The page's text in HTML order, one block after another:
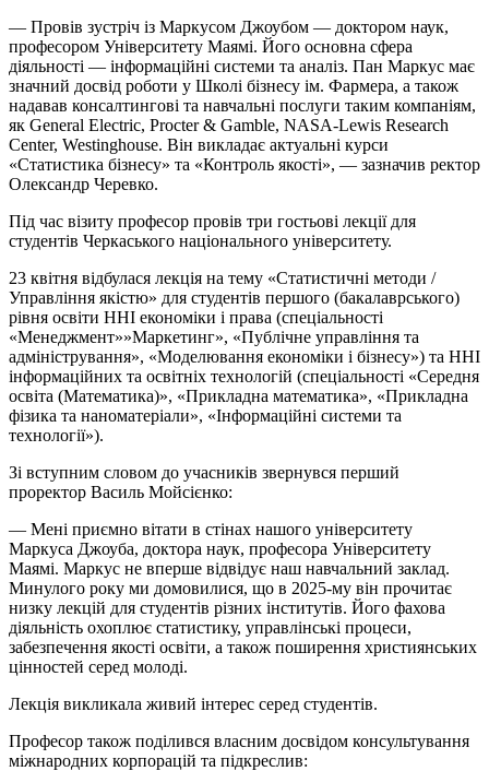
— Провів зустріч із Маркусом Джоубом — доктором наук,
професором Університету Маямі. Його основна сфера
діяльності — інформаційні системи та аналіз. Пан Маркус має
значний досвід роботи у Школі бізнесу ім. Фармера, а також
надавав консалтингові та навчальні послуги таким компаніям,
як General Electric, Procter & Gamble, NASA-Lewis Research
Center, Westinghouse. Він викладає актуальні курси
«Статистика бізнесу» та «Контроль якості», — зазначив ректор
Олександр Черевко.
Під час візиту професор провів три гостьові лекції для
студентів Черкаського національного університету.
23 квітня відбулася лекція на тему «Статистичні методи /
Управління якістю» для студентів першого (бакалаврського)
рівня освіти ННІ економіки і права (спеціальності
«Менеджмент»»Маркетинг», «Публічне управління та
адміністрування», «Моделювання економіки і бізнесу») та ННІ
інформаційних та освітніх технологій (спеціальності «Середня
освіта (Математика)», «Прикладна математика», «Прикладна
фізика та наноматеріали», «Інформаційні системи та
технології»).
Зі вступним словом до учасників звернувся перший
проректор Василь Мойсієнко:
— Мені приємно вітати в стінах нашого університету
Маркуса Джоуба, доктора наук, професора Університету
Маямі. Маркус не вперше відвідує наш навчальний заклад.
Минулого року ми домовилися, що в 2025-му він прочитає
низку лекцій для студентів різних інститутів. Його фахова
діяльність охоплює статистику, управлінські процеси,
забезпечення якості освіти, а також поширення християнських
цінностей серед молоді.
Лекція викликала живий інтерес серед студентів.
Професор також поділився власним досвідом консультування
міжнародних корпорацій та підкреслив: